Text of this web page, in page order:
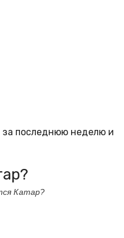
последнюю неделю и
Катар?